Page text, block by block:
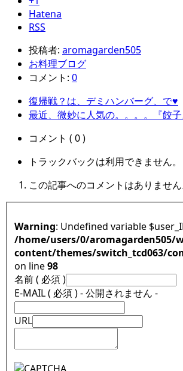
Hatena
RSS
投稿者: aromagarden505
お料理ブログ
コメント: 0
復帰戦？は、デミハンバーグ、で♥
最近、微妙に人気の。。。。『餃
コメント ( 0 )
トラックバックは利用できません。
この記事へのコメントはありません
Warning : Undefined variable
/home/users/0/aromagarden505/
content/themes/switch_tcd063/
on line98
名前 ( 必須 )
E-MAIL ( 必須 ) - 公開されません -
URL